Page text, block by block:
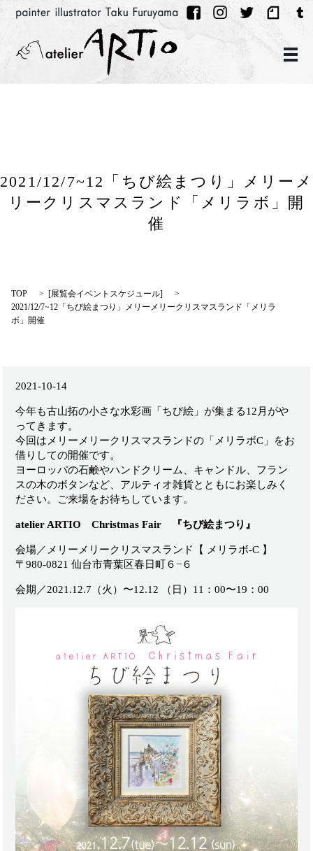
メ
2021/12/7~12「ちび絵まつり」メリーメ
リークリスマスランド「メリラボ」開
催
TOP [展覧会イベントスケジュール]
2021/12/7~12「ちび絵まつり」メリーメリークリスマスランド「メリラ
ボ」開催
2021-10-14
今年も古山拓の小さな水彩画「ちび絵」が集まる12月がや
ってきます。
今回はメリーメリークリスマスランドの「メリラボC」をお
借りしての開催です。
ヨーロッパの石鹸やハンドクリーム、キャンドル、フラン
スの木のボタンなど、アルティオ雑貨とともにお楽しみく
ださい。ご来場をお待ちしています。
atelier ARTIO Christmas Fair 『ちび絵まつり』
会場／メリーメリークリスマスランド【 メリラボ-C 】
〒980-0821 仙台市青葉区春日町６−６
会期／2021.12.7（火）〜12.12 （日）11：00〜19：00